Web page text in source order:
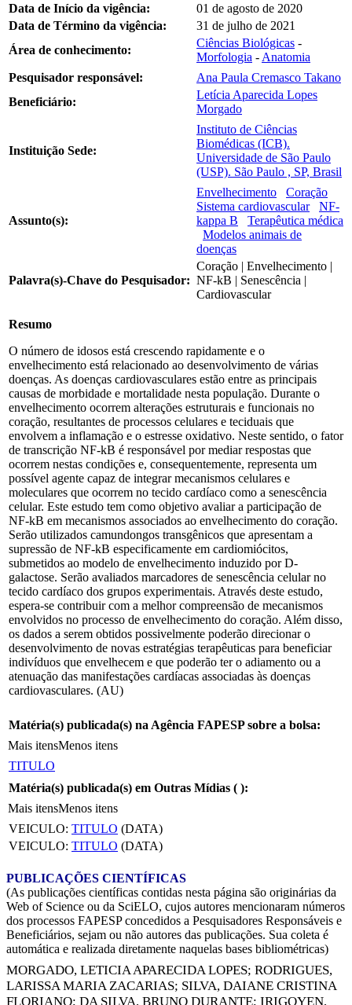
Data de Início da vigência:
01 de agosto de 2020
Data de Término da vigência:
31 de julho de 2021
Área de conhecimento:
Ciências Biológicas -
Morfologia - Anatomia
Pesquisador responsável:
Ana Paula Cremasco Takano
Beneficiário:
Letícia Aparecida Lopes
Morgado
Instituição Sede:
Instituto de Ciências
Biomédicas (ICB).
Universidade de São Paulo
(USP). São Paulo , SP, Brasil
Assunto(s):
Envelhecimento
Coração
Sistema cardiovascular
NF-
kappa B
Terapêutica médica
Modelos animais de
doenças
Palavra(s)-Chave do Pesquisador:
Coração | Envelhecimento |
NF-kB | Senescência |
Cardiovascular
Resumo
O número de idosos está crescendo rapidamente e o
envelhecimento está relacionado ao desenvolvimento de várias
doenças. As doenças cardiovasculares estão entre as principais
causas de morbidade e mortalidade nesta população. Durante o
envelhecimento ocorrem alterações estruturais e funcionais no
coração, resultantes de processos celulares e teciduais que
envolvem a inflamação e o estresse oxidativo. Neste sentido, o fator
de transcrição NF-kB é responsável por mediar respostas que
ocorrem nestas condições e, consequentemente, representa um
possível agente capaz de integrar mecanismos celulares e
moleculares que ocorrem no tecido cardíaco como a senescência
celular. Este estudo tem como objetivo avaliar a participação de
NF-kB em mecanismos associados ao envelhecimento do coração.
Serão utilizados camundongos transgênicos que apresentam a
supressão de NF-kB especificamente em cardiomiócitos,
submetidos ao modelo de envelhecimento induzido por D-
galactose. Serão avaliados marcadores de senescência celular no
tecido cardíaco dos grupos experimentais. Através deste estudo,
espera-se contribuir com a melhor compreensão de mecanismos
envolvidos no processo de envelhecimento do coração. Além disso,
os dados a serem obtidos possivelmente poderão direcionar o
desenvolvimento de novas estratégias terapêuticas para beneficiar
indivíduos que envelhecem e que poderão ter o adiamento ou a
atenuação das manifestações cardíacas associadas às doenças
cardiovasculares. (AU)
Matéria(s) publicada(s) na Agência FAPESP sobre a bolsa:
Mais itensMenos itens
TITULO
Matéria(s) publicada(s) em Outras Mídias ( ):
Mais itensMenos itens
VEICULO: TITULO (DATA)
VEICULO: TITULO (DATA)
PUBLICAÇÕES CIENTÍFICAS
(As publicações científicas contidas nesta página são originárias da
Web of Science ou da SciELO, cujos autores mencionaram números
dos processos FAPESP concedidos a Pesquisadores Responsáveis e
Beneficiários, sejam ou não autores das publicações. Sua coleta é
automática e realizada diretamente naquelas bases bibliométricas)
MORGADO, LETICIA APARECIDA LOPES; RODRIGUES,
LARISSA MARIA ZACARIAS; SILVA, DAIANE CRISTINA
FLORIANO; DA SILVA, BRUNO DURANTE; IRIGOYEN,